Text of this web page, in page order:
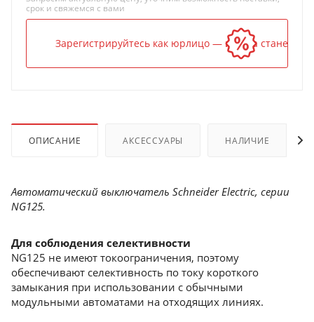
срок и свяжемся с вами
Зарегистрируйтесь как юрлицо — и цена станет
ОПИСАНИЕ АКСЕССУАРЫ НАЛИЧИЕ
Автоматический выключатель Schneider Electric, серии
NG125.
Для соблюдения селективности
NG125 не имеют токоограничения, поэтому
обеспечивают селективность по току короткого
замыкания при использовании с обычными
модульными автоматами на отходящих линиях.